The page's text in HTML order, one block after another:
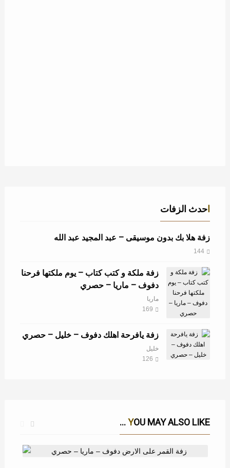
احدث الزفات
زفة هلا بك بدون موسيقى – عبد المجيد عبد الله
144
زفة ملكة و كتب كتاب – يوم ملكتها فرحنا
دفوف – ماريا – حصري
ماريا
169
زفة يافرحة اهلك دفوف – خليل – حصري
خليل
126
YOU MAY ALSO LIKE ...
زفة القمر على الارض دفوف – ماريا – حصري